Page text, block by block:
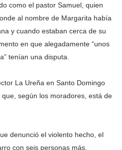
como el pastor Samuel, quien
al nombre de Margarita había
y cuando estaban cerca de su
en que alegadamente “unos
tenían una disputa.
La Ureña en Santo Domingo
según los moradores, está de
denunció el violento hecho, el
con seis personas más,